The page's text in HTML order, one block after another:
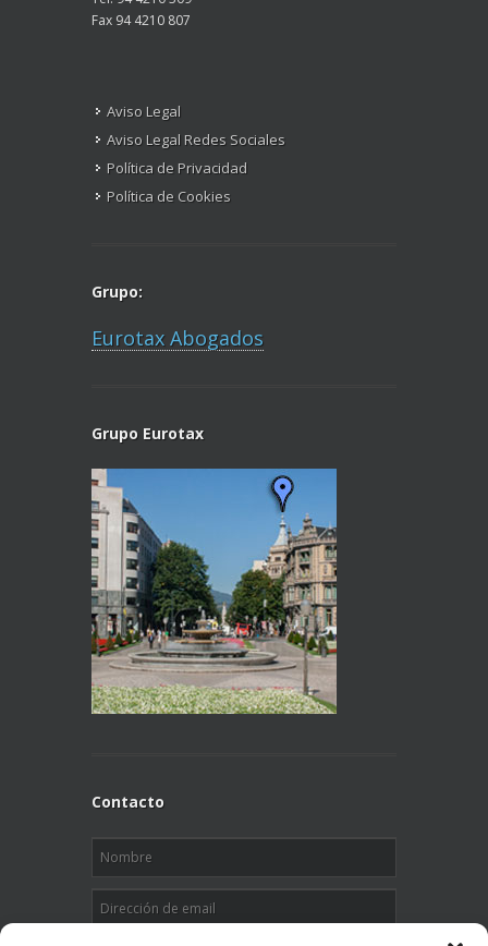
Fax 94 4210 807
Aviso Legal
Aviso Legal Redes Sociales
Política de Privacidad
Política de Cookies
Grupo:
Eurotax Abogados
Grupo Eurotax
Contacto